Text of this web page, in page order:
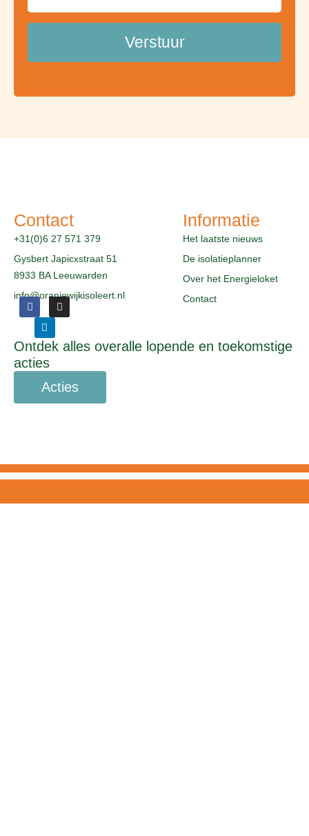
Verstuur
Contact
+31(0)6 27 571 379
Gysbert Japicxstraat 51
8933 BA Leeuwarden
info@oranjewijkisoleert.nl
F
a
b
o
o
I
n
a
r
a
m
i
n
k
e
d
i
n
Informatie
Het laatste nieuws
De isolatieplanner
Over het Energieloket
Contact
Ontdek alles overalle lopende en toekomstige
acties
Acties